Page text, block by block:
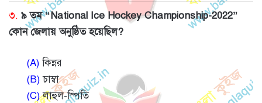
৩. ৯ তম “National Ice Hockey Championship-2022”
কোন জেলায় অনুষ্ঠিত হয়েছিল?
(A)কিন্নর
(B)চাম্বা
(C)লাহুল-স্পিতি